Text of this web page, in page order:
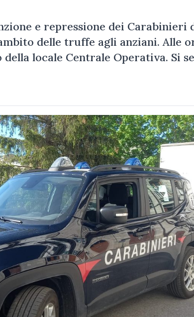
e repressione dei Carabinieri
delle truffe agli anziani. Alle
locale Centrale Operativa. Si